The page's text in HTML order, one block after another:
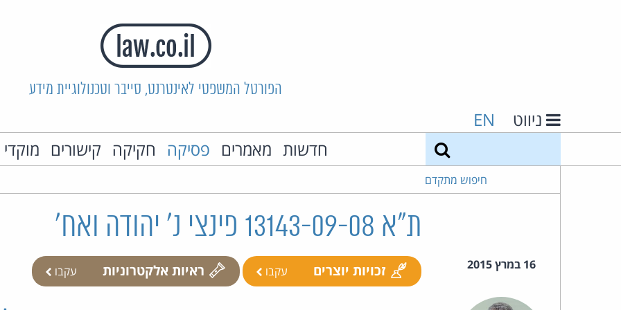
הפורטל המשפטי לאינטרנט, סייבר וטכנולוגיית מידע
ניווט EN
חדשות מאמרים פסיקה חקיקה קישורים
חיפוש מתקדם
ת"א 13143-09-08 פינצי נ' יהודה ואח'
16 במרץ 2015 זכויות יוצרים עקבו ראיות אלקטרוניות עקבו